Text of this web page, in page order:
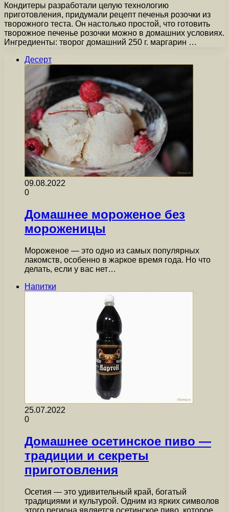
Кондитеры разработали целую технологию
приготовления, придумали рецепт печенья розочки из
творожного теста. Он настолько простой, что готовить
творожное печенье розочки можно в домашних условиях.
Ингредиенты: творог домашний 250 г. маргарин …
Десерт
09.08.2022
0
Домашнее мороженое без
мороженицы
Мороженое — это одно из самых популярных
лакомств, особенно в жаркое время года. Но что
делать, если у вас нет…
Напитки
25.07.2022
0
Домашнее осетинское пиво —
традиции и секреты
приготовления
Осетия — это удивительный край, богатый
традициями и культурой. Одним из ярких символов
этого региона является осетинское пиво, которое